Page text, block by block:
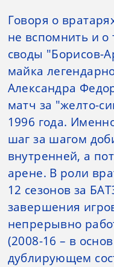
Говоря о
не вспомнить и
своды "Борисов-
майка
Александра
матч за "желто-
1996 года.
шаг за шагом
внутренней, а
арене. В роли
12 сезонов за
завершения
непрерывно
(2008-16 – в
дублирующем